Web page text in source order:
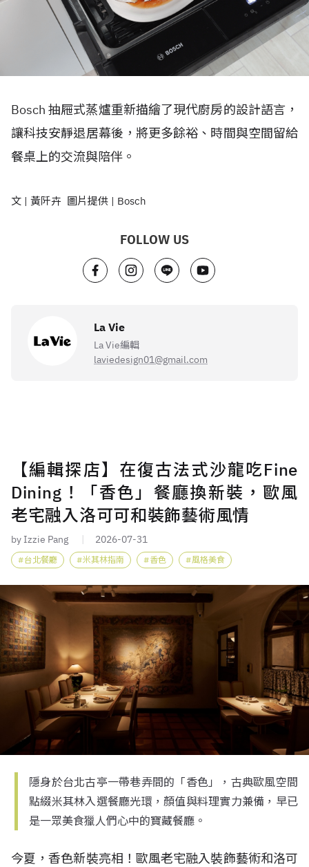
Bosch 抽屜式蒸爐重新描繪了現代廚房的設計語言，
讓科技安靜退居幕後，將更多餘裕、時間與空間留給
餐桌上的交流與陪伴。
文 | 黃阡卉 圖片提供 | Bosch
FOLLOW US
La Vie
La Vie編輯
laviedesign01@gmail.com
【編輯探店】在復古法式沙龍吃Fine
Dining！「香色」餐廳換新裝，歐風
老宅融入洛可可和裝飾藝術風情
by Izzie Pang 2026-07-31
台北餐廳 米其林指南 香色 風格美食
隱身於台北古亭一帶巷弄間的「香色」，古典歐風空間
點綴米其林入選餐廳光環，顏值與料理實力兼備，早已
是一眾美食獵人們心中的寶藏餐廳。
今夏，香色新裝亮相！歐風老宅融入裝飾藝術和洛可